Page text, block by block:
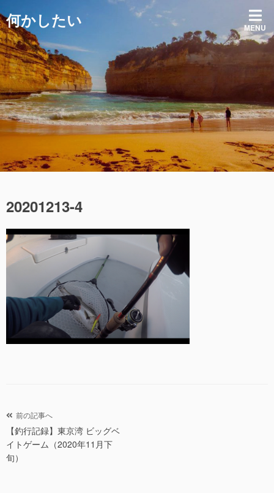
ン
テ
ン
ツ
へ
ス
キ
ッ
プ
何かしたい MENU
20201213-4
投
稿
ナ
ビ
前の記事へ
【釣行記録】東京湾 ビッグベ
イトゲーム（2020年11月下
旬）